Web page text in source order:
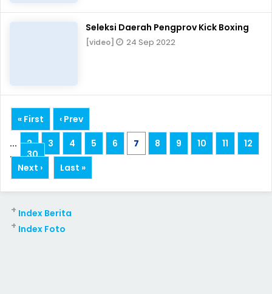
Seleksi Daerah Pengprov Kick Boxing
[video] 24 Sep 2022
« First
‹ Prev
...
2 3 4 5 6 7 8 9 10 11
12
...
30
Next ›
Last »
Index Berita
+
Index Foto
+